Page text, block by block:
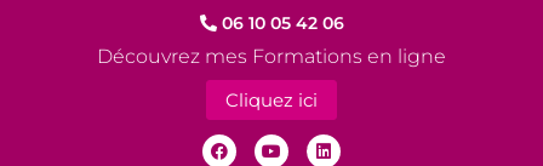
06 10 05 42 06
Découvrez mes Formations en ligne
Cliquez ici